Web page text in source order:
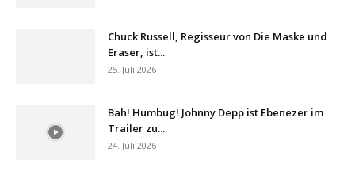
Chuck Russell, Regisseur von Die Maske und
Eraser, ist...
25. Juli 2026
Bah! Humbug! Johnny Depp ist Ebenezer im
Trailer zu...
24. Juli 2026